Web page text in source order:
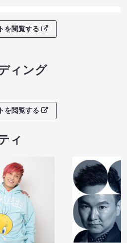
を閲覧する
ィング
を閲覧する
ィ